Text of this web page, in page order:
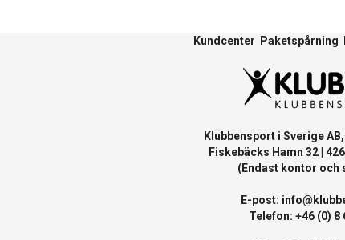
Kundcenter Paketspårning
Klubbensport i Sverige AB,
Fiskebäcks Hamn 32 |
(Endast kontor och
E-post:
Telefon: +46 (0) 8